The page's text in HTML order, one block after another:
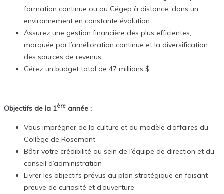
formation continue ou au Cégep à distance, dans un
environnement en constante évolution
Assurez une gestion financière des plus efficientes,
marquée par l’amélioration continue et la diversification
des sources de revenus
Gérez un budget total de 47 millions $
Objectifs de la 1ère année :
Vous imprégner de la culture et du modèle d’affaires du
Collège de Rosemont
Bâtir votre crédibilité au sein de l’équipe de direction et du
conseil d’administration
Livrer les objectifs prévus au plan stratégique en faisant
preuve de curiosité et d’ouverture